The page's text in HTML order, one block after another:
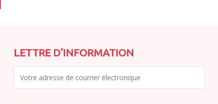
LETTRE D’INFORMATION